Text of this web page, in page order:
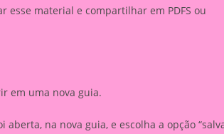
material e compartilhar em PDFS ou
em uma nova guia.
na nova guia, e escolha a opção